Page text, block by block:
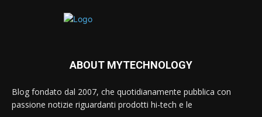
ABOUT MYTECHNOLOGY
Blog fondato dal 2007, che quotidianamente pubblica con
passione notizie riguardanti prodotti hi-tech e le